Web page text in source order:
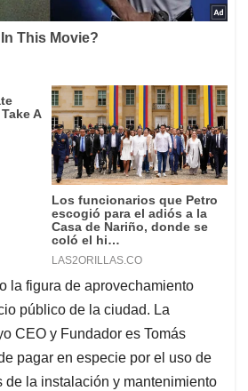
la figura de aprovechamiento
público de la ciudad. La
CEO y Fundador es Tomás
pagar en especie por el uso de
de la instalación y mantenimiento